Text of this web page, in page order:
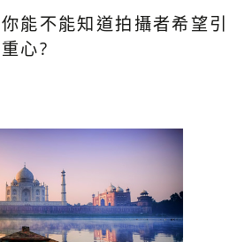
能不能知道拍攝者希望引
心?